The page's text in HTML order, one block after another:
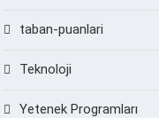
taban-puanlari
Teknoloji
Yetenek Programları